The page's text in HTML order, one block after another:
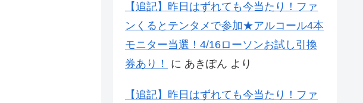
【追記】昨日はずれても今当たり！ファ
ンくるとテンタメで参加★アルコール4本
モニター当選！4/16ローソンお試し引換
券あり！
に あきぽん より
【追記】昨日はずれても今当たり！ファ